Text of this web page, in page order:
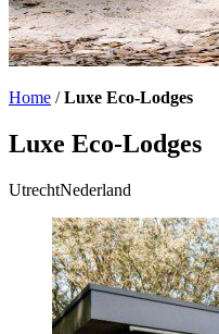
Home /Luxe Eco-Lodges
Luxe Eco-Lodges
UtrechtNederland